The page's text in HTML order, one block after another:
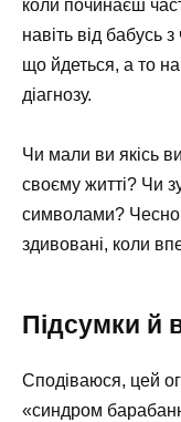
коли починаєш
навіть від бабусь
що йдеться, а то
діагнозу.
Чи мали ви якісь
своєму житті? Чи
символами? Чесно
здивовані, коли
Підсумки й
Сподіваюся, цей
«синдром